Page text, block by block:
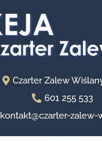
Czarter Zalew
601 255 533
kontakt@czarter-zalew-